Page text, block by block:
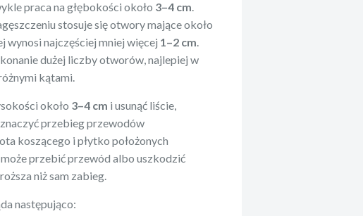
praca na głębokości około 3–4 cm.
stosuje się otwory mające około
wynosi najczęściej mniej więcej 1–2 cm.
dużej liczby otworów, najlepiej w
kątami.
około 3–4 cm i usunąć liście,
przebieg przewodów
koszącego i płytko położonych
przebić przewód albo uszkodzić
niż sam zabieg.
następująco: